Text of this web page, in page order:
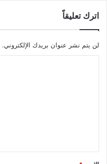
اترك تعليقاً
لن يتم نشر عنوان بريدك الإلكتروني.
ق